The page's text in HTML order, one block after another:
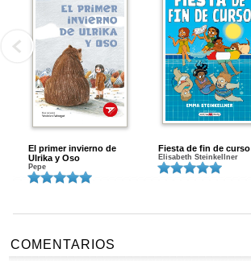
El primer invierno de
Ulrika y Oso
Pepe
Fiesta de fin de curso
Elisabeth Steinkellner
COMENTARIOS